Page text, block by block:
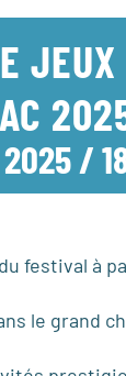
JEUX
/
festival à
le grand